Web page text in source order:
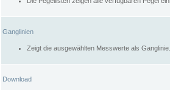
Ganglinien
Zeigt die ausgewählten Messwerte als
Download